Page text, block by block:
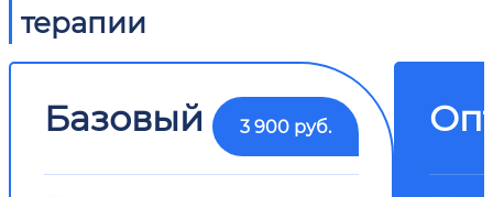
терапии
Базовый 3 900 руб.